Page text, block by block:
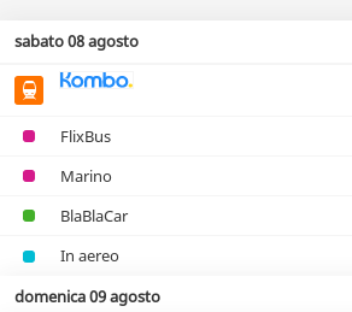
sabato 08 agosto
FlixBus
Marino
BlaBlaCar
In aereo
domenica 09 agosto